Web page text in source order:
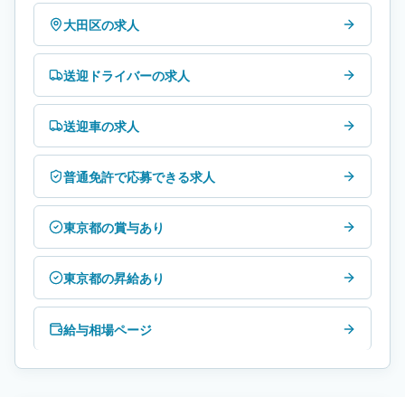
大田区の求人
送迎ドライバーの求人
送迎車の求人
普通免許で応募できる求人
東京都の賞与あり
東京都の昇給あり
給与相場ページ